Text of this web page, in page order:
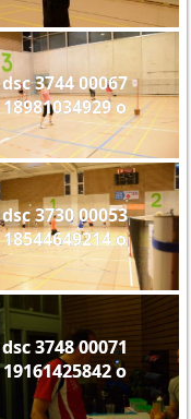
dsc 3744 00067
18981034929 o
dsc 3730 00053
18544649214 o
dsc 3748 00071
19161425842 o